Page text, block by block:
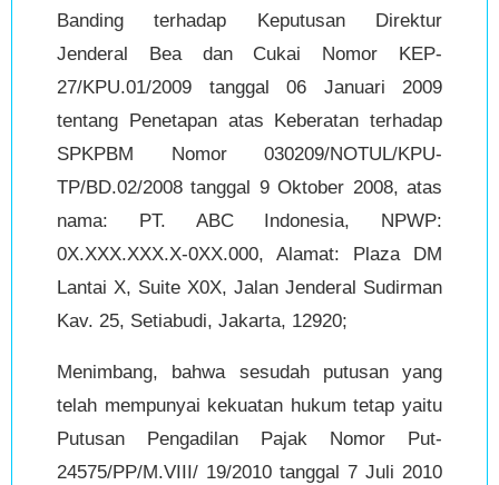
Banding terhadap Keputusan Direktur
Jenderal Bea dan Cukai Nomor KEP-
27/KPU.01/2009 tanggal 06 Januari 2009
tentang Penetapan atas Keberatan terhadap
SPKPBM Nomor 030209/NOTUL/KPU-
TP/BD.02/2008 tanggal 9 Oktober 2008, atas
nama: PT. ABC Indonesia, NPWP:
0X.XXX.XXX.X-0XX.000, Alamat: Plaza DM
Lantai X, Suite X0X, Jalan Jenderal Sudirman
Kav. 25, Setiabudi, Jakarta, 12920;
Menimbang, bahwa sesudah putusan yang
telah mempunyai kekuatan hukum tetap yaitu
Putusan Pengadilan Pajak Nomor Put-
24575/PP/M.VIII/ 19/2010 tanggal 7 Juli 2010